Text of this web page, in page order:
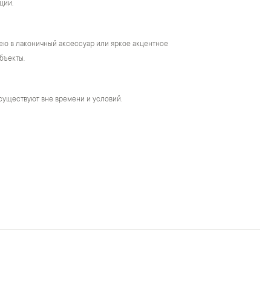
в лаконичный аксессуар или яркое акцентное
вне времени и условий.